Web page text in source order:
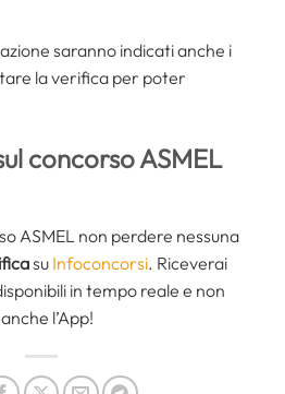
saranno indicati anche i
la verifica per poter
concorso ASMEL
ASMEL non perdere nessuna
su Infoconcorsi. Riceverai
in tempo reale e non
l’App!